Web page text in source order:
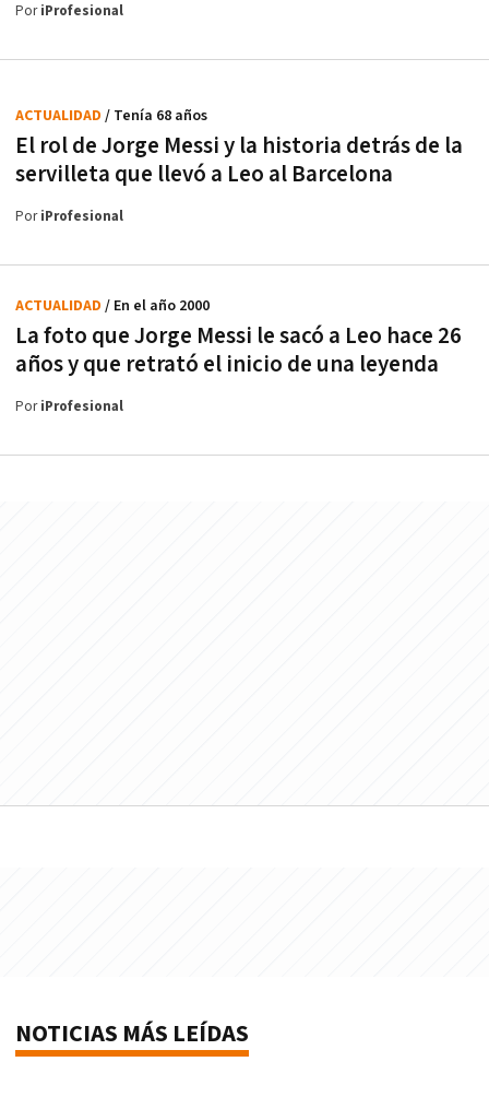
PoriProfesional
El rol de Jorge Messi y la historia detrás de la
servilleta que llevó a Leo al Barcelona
ACTUALIDAD / Tenía 68 años
PoriProfesional
La foto que Jorge Messi le sacó a Leo hace 26
años y que retrató el inicio de una leyenda
ACTUALIDAD / En el año 2000
PoriProfesional
NOTICIAS MÁS LEÍDAS